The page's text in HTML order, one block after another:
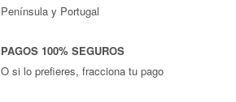
Península y Portugal
PAGOS 100% SEGUROS
O si lo prefieres, fracciona tu pago